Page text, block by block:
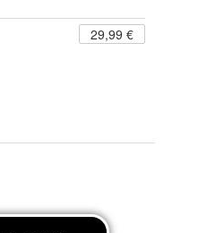
29,99 €